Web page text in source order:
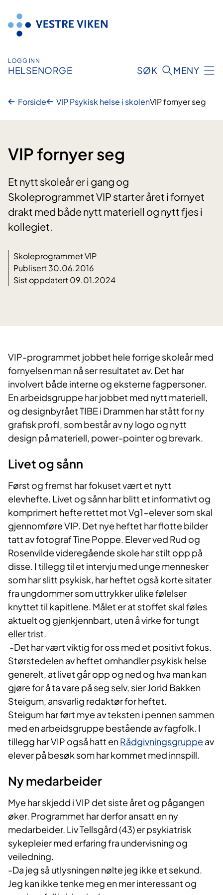
innhold
LOGG INN
HELSENORGE SØK MENY
Forside VIP Psykisk helse i skolenVIP fornyer seg
VIP fornyer seg
Et nytt skoleår er i gang og
Skoleprogrammet VIP starter året i fornyet
drakt med både nytt materiell og nytt fjes i
kollegiet.
Skoleprogrammet VIP
Publisert 30.06.2016
Sist oppdatert 09.01.2024
VIP-programmet jobbet hele forrige skoleår med
fornyelsen man nå ser resultatet av. Det har
involvert både interne og eksterne fagpersoner.
En arbeidsgruppe har jobbet med nytt materiell,
og designbyrået TIBE i Drammen har stått for ny
grafisk profil, som består av ny logo og nytt
design på materiell, power-pointer og brevark.
Livet og sånn
Først og fremst har fokuset vært et nytt
elevhefte. Livet og sånn har blitt et informativt og
komprimert hefte rettet mot Vg1-elever som skal
gjennomføre VIP. Det nye heftet har flotte bilder
tatt av fotograf Tine Poppe. Elever ved Rud og
Rosenvilde videregående skole har stilt opp på
disse. I tillegg til et intervju med unge mennesker
som har slitt psykisk, har heftet også korte sitater
fra ungdommer som uttrykker ulike følelser
knyttet til kapitlene. Målet er at stoffet skal føles
aktuelt og gjenkjennbart, uten å virke for tungt
eller trist.
-Det har vært viktig for oss med et positivt fokus.
Størstedelen av heftet omhandler psykisk helse
generelt, at livet går opp og ned og hva man kan
gjøre for å ta vare på seg selv, sier Jorid Bakken
Steigum, ansvarlig redaktør for heftet.
Steigum har ført mye av teksten i pennen sammen
med en arbeidsgruppe bestående av fagfolk. I
tillegg har VIP også hatt enRådgivningsgruppe​ av
elever på besøk som har kommet med innspill.
Ny medarbeider
Mye har skjedd i VIP det siste året og pågangen
øker. Programmet har derfor ansatt en ny
medarbeider. Liv Tellsgård (43) er psykiatrisk
sykepleier med erfaring fra undervisning og
veiledning.
-Da jeg så utlysningen nølte jeg ikke et sekund.
Jeg kan ikke tenke meg en mer interessant og